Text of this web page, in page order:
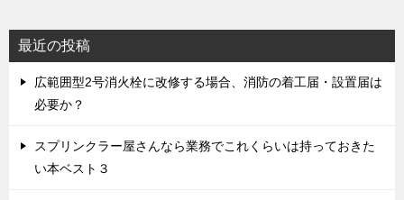
最近の投稿
広範囲型2号消火栓に改修する場合、消防の着工届・設置届は
必要か？
スプリンクラー屋さんなら業務でこれくらいは持っておきた
い本ベスト３